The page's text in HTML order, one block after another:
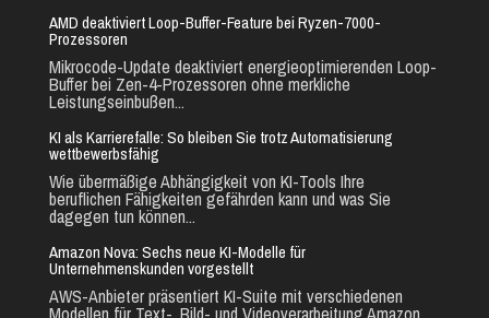
AMD deaktiviert Loop-Buffer-Feature bei Ryzen-7000-
Prozessoren
Mikrocode-Update deaktiviert energieoptimierenden Loop-
Buffer bei Zen-4-Prozessoren ohne merkliche
Leistungseinbußen...
KI als Karrierefalle: So bleiben Sie trotz Automatisierung
wettbewerbsfähig
Wie übermäßige Abhängigkeit von KI-Tools Ihre
beruflichen Fähigkeiten gefährden kann und was Sie
dagegen tun können...
Amazon Nova: Sechs neue KI-Modelle für
Unternehmenskunden vorgestellt
AWS-Anbieter präsentiert KI-Suite mit verschiedenen